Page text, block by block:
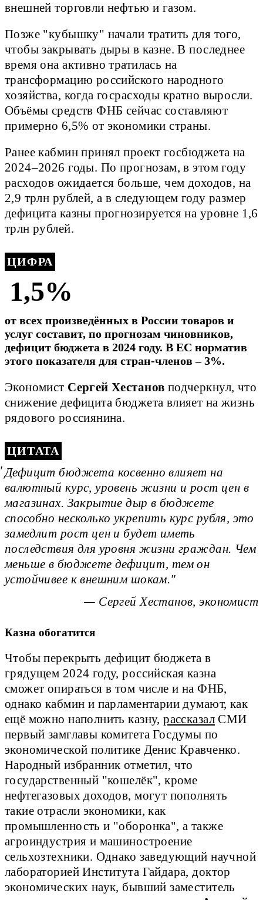
внешней торговли нефтью и газом.
Позже "кубышку" начали тратить для того,
чтобы закрывать дыры в казне. В последнее
время она активно тратилась на
трансформацию российского народного
хозяйства, когда госрасходы кратно выросли.
Объёмы средств ФНБ сейчас составляют
примерно 6,5% от экономики страны.
Ранее кабмин принял проект госбюджета на
2024–2026 годы. По прогнозам, в этом году
расходов ожидается больше, чем доходов, на
2,9 трлн рублей, а в следующем году размер
дефицита казны прогнозируется на уровне 1,6
трлн рублей.
ЦИФРА
1,5%
от всех произведённых в России товаров и
услуг составит, по прогнозам чиновников,
дефицит бюджета в 2024 году. В ЕС норматив
этого показателя для стран-членов – 3%.
Экономист Сергей Хестанов подчеркнул, что
снижение дефицита бюджета влияет на жизнь
рядового россиянина.
ЦИТАТА
Дефицит бюджета косвенно влияет на
валютный курс, уровень жизни и рост цен в
магазинах. Закрытие дыр в бюджете
способно несколько укрепить курс рубля, это
замедлит рост цен и будет иметь
последствия для уровня жизни граждан. Чем
меньше в бюджете дефицит, тем он
устойчивее к внешним шокам.
— Сергей Хестанов, экономист
Казна обогатится
Чтобы перекрыть дефицит бюджета в
грядущем 2024 году, российская казна
сможет опираться в том числе и на ФНБ,
однако кабмин и парламентарии думают, как
ещё можно наполнить казну,рассказалСМИ
первый замглавы комитета Госдумы по
экономической политике Денис Кравченко.
Народный избранник отметил, что
государственный "кошелёк", кроме
нефтегазовых доходов, могут пополнять
такие отрасли экономики, как
промышленность и "оборонка", а также
агроиндустрия и машиностроение
сельхозтехники. Однако заведующий научной
лабораторией Института Гайдара, доктор
экономических наук, бывший заместитель